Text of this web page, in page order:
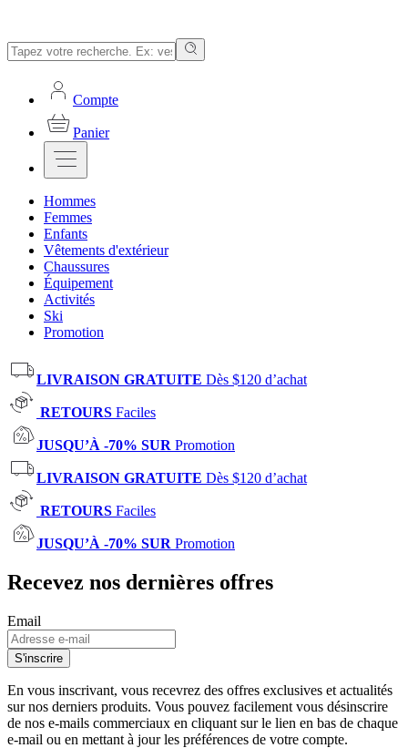
Compte
Panier
Hommes
Femmes
Enfants
Vêtements d'extérieur
Chaussures
Équipement
Activités
Ski
Promotion
LIVRAISON GRATUITE Dès $120 d’achat
RETOURS Faciles
JUSQU’À -70% SUR Promotion
LIVRAISON GRATUITE Dès $120 d’achat
RETOURS Faciles
JUSQU’À -70% SUR Promotion
Recevez nos dernières offres
Email
S'inscrire
En vous inscrivant, vous recevrez des offres exclusives et actualités
sur nos derniers produits. Vous pouvez facilement vous désinscrire
de nos e-mails commerciaux en cliquant sur le lien en bas de chaque
e-mail ou en mettant à jour les préférences de votre compte.